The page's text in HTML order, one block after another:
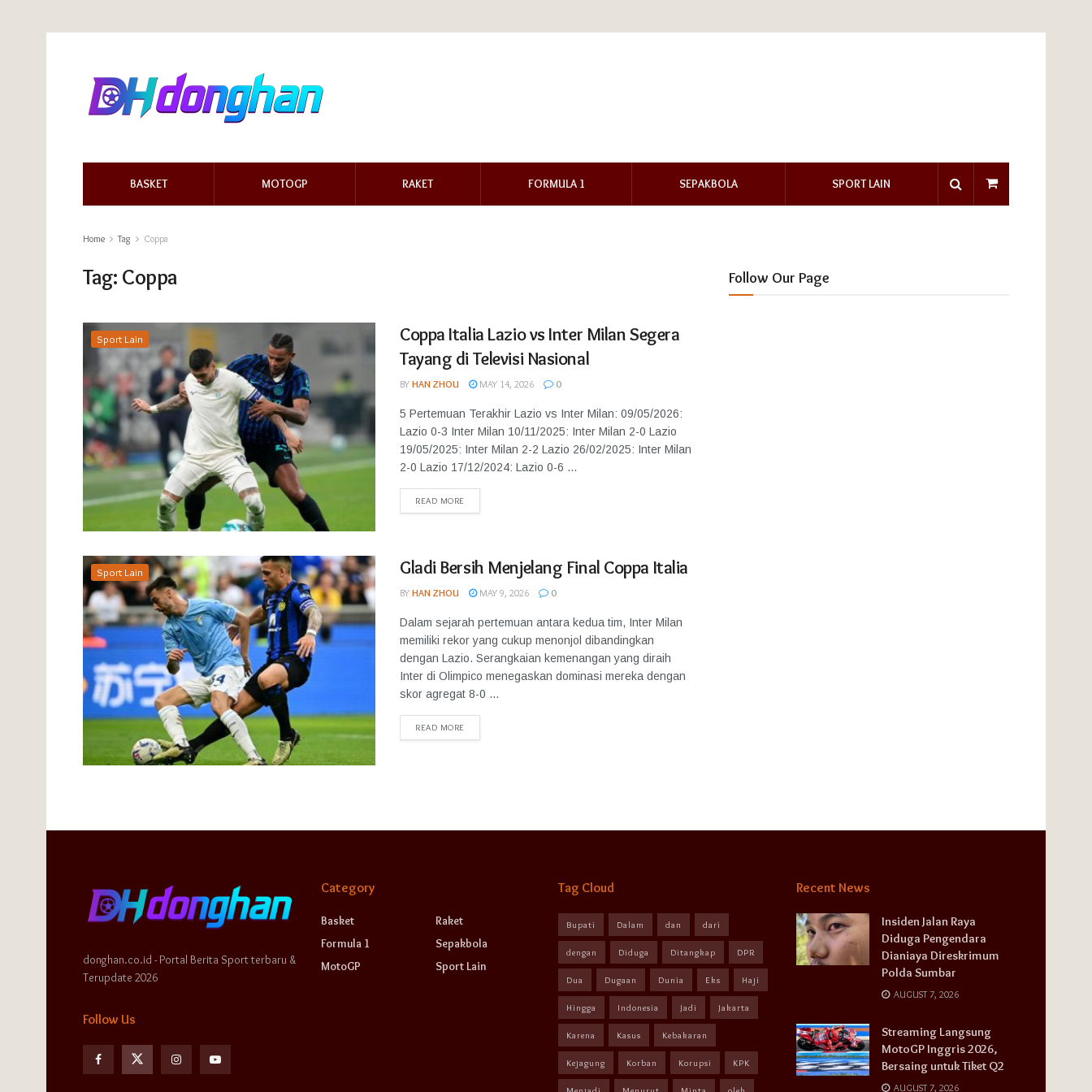
BASKET MOTOGP RAKET FORMULA 1 SEPAKBOLA SPORT LAIN
Home Tag Coppa
Tag: Coppa
Sport Lain
Coppa Italia Lazio vs Inter Milan Segera
Tayang di Televisi Nasional
BY HAN ZHOU MAY 14, 2026 0
5 Pertemuan Terakhir Lazio vs Inter Milan: 09/05/2026:
Lazio 0-3 Inter Milan 10/11/2025: Inter Milan 2-0 Lazio
19/05/2025: Inter Milan 2-2 Lazio 26/02/2025: Inter Milan
2-0 Lazio 17/12/2024: Lazio 0-6 ...
READ MORE
Sport Lain Gladi Bersih Menjelang Final Coppa Italia
BY HAN ZHOU MAY 9, 2026 0
Dalam sejarah pertemuan antara kedua tim, Inter Milan
memiliki rekor yang cukup menonjol dibandingkan
dengan Lazio. Serangkaian kemenangan yang diraih
Inter di Olimpico menegaskan dominasi mereka dengan
skor agregat 8-0 ...
READ MORE
Follow Our Page
donghan.co.id - Portal Berita Sport terbaru &
Terupdate 2026
Follow Us
Category
Basket
Formula 1
MotoGP
Raket
Sepakbola
Sport Lain
Tag Cloud
Bupati Dalam dan dari
dengan Diduga Ditangkap DPR
Dua Dugaan Dunia Eks Haji
Hingga Indonesia Jadi Jakarta
Karena Kasus Kebakaran
Kejagung Korban Korupsi KPK
Recent News
Insiden Jalan Raya
Diduga Pengendara
Dianiaya Direskrimum
Polda Sumbar
AUGUST 7, 2026
Streaming Langsung
MotoGP Inggris 2026,
Bersaing untuk Tiket Q2
AUGUST 7, 2026